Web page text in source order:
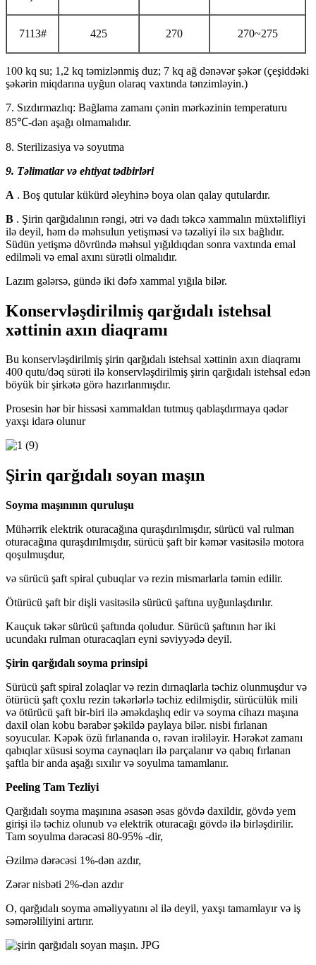
7113# 425 270 270~275
100 kq su; 1,2 kq təmizlənmiş duz; 7 kq ağ dənəvər şəkər (çeşiddəki
şəkərin miqdarına uyğun olaraq vaxtında tənzimləyin.)
7. Sızdırmazlıq: Bağlama zamanı çənin mərkəzinin temperaturu
85℃-dən aşağı olmamalıdır.
8. Sterilizasiya və soyutma
9. Təlimatlar və ehtiyat tədbirləri
A . Boş qutular kükürd əleyhinə boya olan qalay qutulardır.
B . Şirin qarğıdalının rəngi, ətri və dadı təkcə xammalın müxtəlifliyi
ilə deyil, həm də məhsulun yetişməsi və təzəliyi ilə sıx bağlıdır.
Südün yetişmə dövründə məhsul yığıldıqdan sonra vaxtında emal
edilməli və emal axını sürətli olmalıdır.
Lazım gələrsə, gündə iki dəfə xammal yığıla bilər.
Konservləşdirilmiş qarğıdalı istehsal
xəttinin axın diaqramı
Bu konservləşdirilmiş şirin qarğıdalı istehsal xəttinin axın diaqramı
400 qutu/dəq sürəti ilə konservləşdirilmiş şirin qarğıdalı istehsal edən
böyük bir şirkətə görə hazırlanmışdır.
Prosesin hər bir hissəsi xammaldan tutmuş qablaşdırmaya qədər
yaxşı idarə olunur
Şirin qarğıdalı soyan maşın
Soyma maşınının quruluşu
Mühərrik elektrik oturacağına quraşdırılmışdır, sürücü val rulman
oturacağına quraşdırılmışdır, sürücü şaft bir kəmər vasitəsilə motora
qoşulmuşdur,
və sürücü şaft spiral çubuqlar və rezin mismarlarla təmin edilir.
Ötürücü şaft bir dişli vasitəsilə sürücü şaftına uyğunlaşdırılır.
Kauçuk təkər sürücü şaftında qoludur. Sürücü şaftının hər iki
ucundakı rulman oturacaqları eyni səviyyədə deyil.
Şirin qarğıdalı soyma prinsipi
Sürücü şaft spiral zolaqlar və rezin dırnaqlarla təchiz olunmuşdur və
ötürücü şaft çoxlu rezin təkərlərlə təchiz edilmişdir, sürücülük mili
və ötürücü şaft bir-biri ilə əməkdaşlıq edir və soyma cihazı maşına
daxil olan kobu bərabər şəkildə paylaya bilər. nisbi fırlanan
soyucular. Kəpək özü fırlananda o, rəvan irəliləyir. Hərəkət zamanı
qabıqlar xüsusi soyma caynaqları ilə parçalanır və qabıq fırlanan
şaftla bir anda aşağı sıxılır və soyulma tamamlanır.
Peeling Tam Tezliyi
Qarğıdalı soyma maşınına əsasən əsas gövdə daxildir, gövdə yem
girişi ilə təchiz olunub və elektrik oturacağı gövdə ilə birləşdirilir.
Tam soyulma dərəcəsi 80-95% -dir,
Əzilmə dərəcəsi 1%-dən azdır,
Zərər nisbəti 2%-dən azdır
O, qarğıdalı soyma əməliyyatını əl ilə deyil, yaxşı tamamlayır və iş
səmərəliliyini artırır.